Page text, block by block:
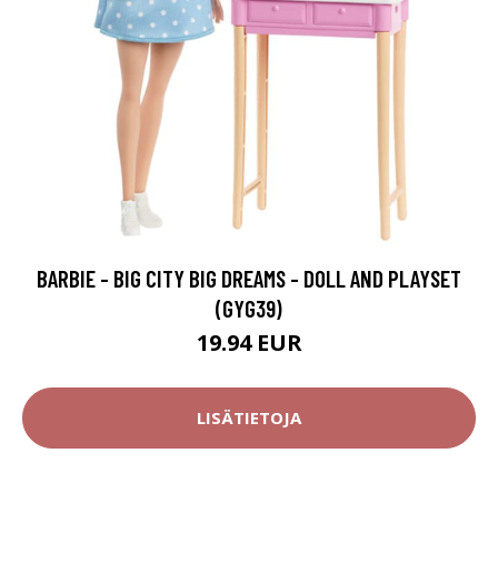
BARBIE - BIG CITY BIG DREAMS - DOLL AND PLAYSET
(GYG39)
19.94 EUR
LISÄTIETOJA